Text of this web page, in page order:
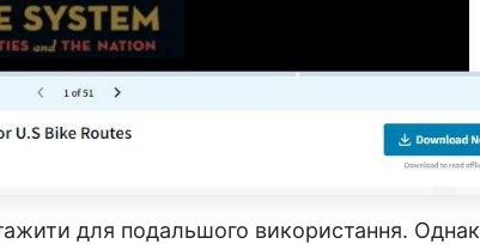
для подальшого використання. Однак